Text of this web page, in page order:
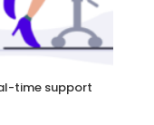
time support